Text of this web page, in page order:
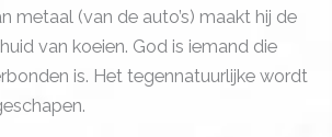
metaal (van de auto’s) maakt hij de
van koeien. God is iemand die
is. Het tegennatuurlijke wordt